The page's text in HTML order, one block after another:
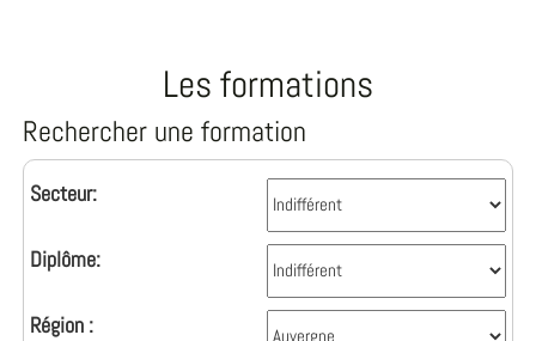
Les formations
Rechercher une formation
Secteur:
Diplôme:
Région :